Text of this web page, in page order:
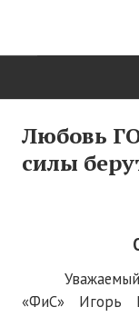
Нас
О журнале
Памяти Игоря
Любовь
силы
«ФиС» Игорь